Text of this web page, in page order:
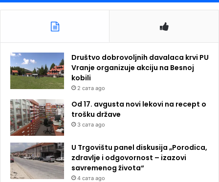
Društvo dobrovoljnih davalaca krvi PU
Vranje organizuje akciju na Besnoj
kobili
2 сата ago
Od 17. avgusta novi lekovi na recept o
trošku države
3 сата ago
U Trgovištu panel diskusija „Porodica,
zdravlje i odgovornost – izazovi
savremenog života“
4 сата ago